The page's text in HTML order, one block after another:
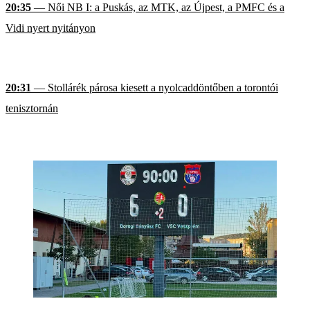
20:35 — Női NB I: a Puskás, az MTK, az Újpest, a PMFC és a
Vidi nyert nyitányon
20:31 — Stollárék párosa kiesett a nyolcaddöntőben a torontói
tenisztornán